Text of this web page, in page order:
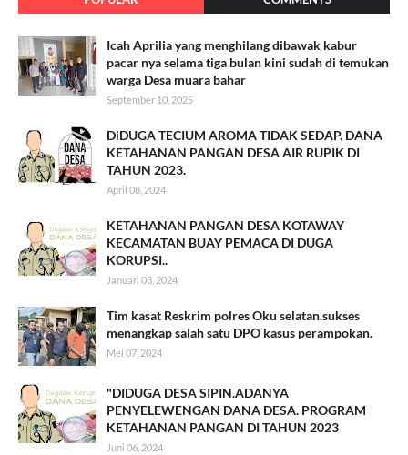
Icah Aprilia yang menghilang dibawak kabur
pacar nya selama tiga bulan kini sudah di temukan
warga Desa muara bahar
September 10, 2025
DiDUGA TECIUM AROMA TIDAK SEDAP. DANA
KETAHANAN PANGAN DESA AIR RUPIK DI
TAHUN 2023.
April 08, 2024
KETAHANAN PANGAN DESA KOTAWAY
KECAMATAN BUAY PEMACA DI DUGA
KORUPSI..
Januari 03, 2024
Tim kasat Reskrim polres Oku selatan.sukses
menangkap salah satu DPO kasus perampokan.
Mei 07, 2024
"DIDUGA DESA SIPIN.ADANYA
PENYELEWENGAN DANA DESA. PROGRAM
KETAHANAN PANGAN DI TAHUN 2023
Juni 06, 2024